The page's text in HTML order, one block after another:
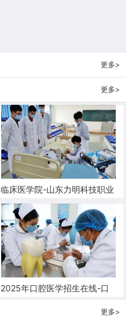
更多>
更多>
临床医学院-山东力明科技职业
学院
2025年口腔医学招生在线-口
更多>